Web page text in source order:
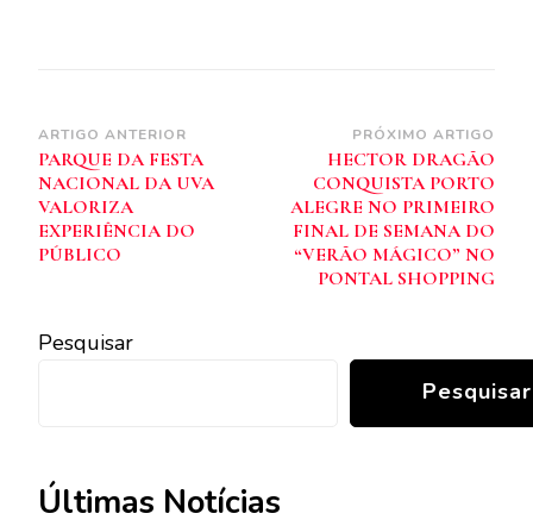
Navegação
de
post
ARTIGO ANTERIOR
PARQUE DA FESTA
NACIONAL DA UVA
VALORIZA
EXPERIÊNCIA DO
PÚBLICO
PRÓXIMO ARTIGO
HECTOR DRAGÃO
CONQUISTA PORTO
ALEGRE NO PRIMEIRO
FINAL DE SEMANA DO
“VERÃO MÁGICO” NO
PONTAL SHOPPING
Pesquisar
Pesquisar
Últimas Notícias